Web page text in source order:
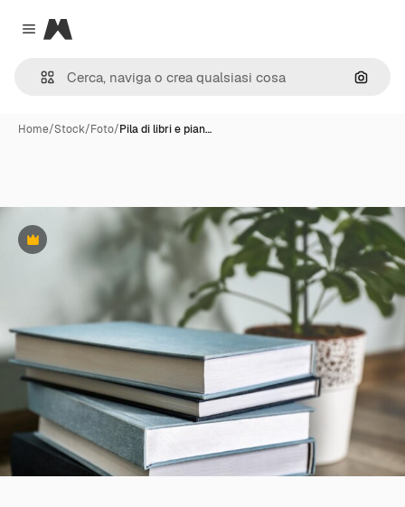
Close menu
Magnific
Cerca
Home/Stock/Foto/Pila di libri e pian…
Premium